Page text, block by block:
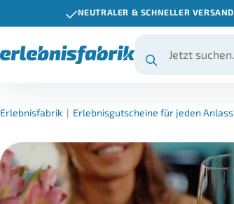
NEUTRALER & SCHNELLER VERSAND
Erlebnisfabrik | Erlebnisgutscheine für jeden Anlass